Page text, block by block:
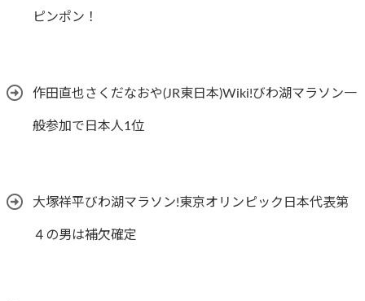
ピンポン！
作田直也さくだなおや(JR東日本)Wiki!びわ湖マラソン一
般参加で日本人1位
大塚祥平びわ湖マラソン!東京オリンピック日本代表第
４の男は補欠確定